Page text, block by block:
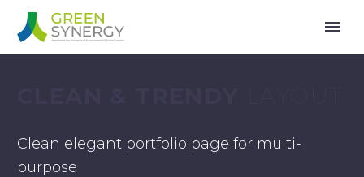
Clean elegant portfolio page for multi-
purpose